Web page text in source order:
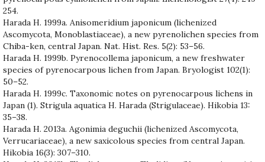
254.
Harada H. 1999a. Anisomeridium japonicum (lichenized
Ascomycota, Monoblastiaceae), a new pyrenolichen species from
Chiba-ken, central Japan. Nat. Hist. Res. 5(2): 53–56.
Harada H. 1999b. Pyrenocollema japonicum, a new freshwater
species of pyrenocarpous lichen from Japan. Bryologist 102(1):
50–52.
Harada H. 1999c. Taxonomic notes on pyrenocarpous lichens in
Japan (1). Strigula aquatica H. Harada (Strigulaceae). Hikobia 13:
35–38.
Harada H. 2013a. Agonimia deguchii (lichenized Ascomycota,
Verrucariaceae), a new saxicolous species from central Japan.
Hikobia 16(3): 307–310.